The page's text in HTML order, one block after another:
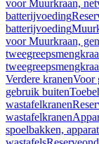
voor Muurkraan,
batterijvoeding
batterijvoeding
voor Muurkraan,
Verdere kranenVoor
gebruik buiten
wastafelkranen
wastafelkranen
spoelbakken,